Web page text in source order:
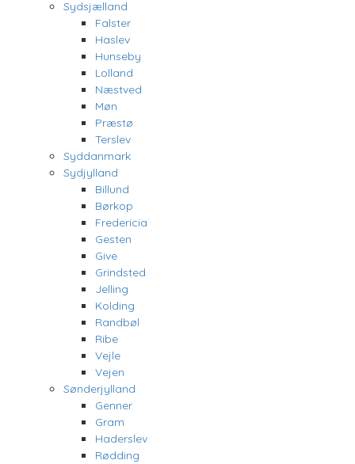
Sydsjælland
Falster
Haslev
Hunseby
Lolland
Næstved
Møn
Præstø
Terslev
Syddanmark
Sydjylland
Billund
Børkop
Fredericia
Gesten
Give
Grindsted
Jelling
Kolding
Randbøl
Ribe
Vejle
Vejen
Sønderjylland
Genner
Gram
Haderslev
Rødding